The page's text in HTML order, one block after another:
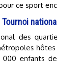
ce sport
des
000 enfants